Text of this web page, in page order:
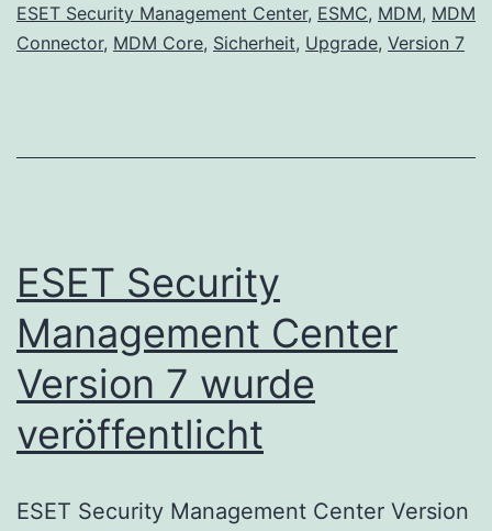
Das
All-
wurde
veröffentlicht
ESET Security Management Center, ESMC, MDM, MDM
Connector, MDM Core, Sicherheit, Upgrade, Version 7
ESET Security
Management Center
Version 7 wurde
veröffentlicht
ESET Security Management Center Version